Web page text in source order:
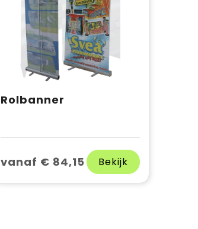
Rolbanner
vanaf € 84,15 Bekijk